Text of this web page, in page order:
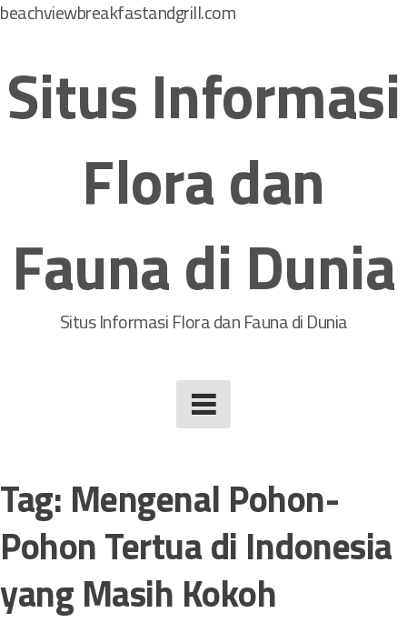
beachviewbreakfastandgrill.com
Situs Informasi
Flora dan
Fauna di Dunia
Situs Informasi Flora dan Fauna di Dunia
Tag: Mengenal Pohon-
Pohon Tertua di Indonesia
yang Masih Kokoh